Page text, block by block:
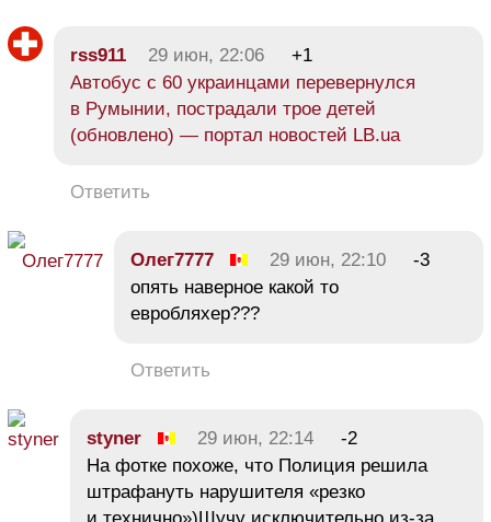
rss911 29 июн, 22:06
+1
Автобус с 60 украинцами перевернулся
в Румынии, пострадали трое детей
(обновлено) — портал новостей LB.ua
Ответить
Олег7777 29 июн, 22:10
-3
опять наверное какой то
евробляхер???
Ответить
styner 29 июн, 22:14
-2
На фотке похоже, что Полиция решила
штрафануть нарушителя «резко